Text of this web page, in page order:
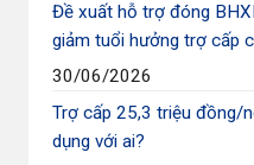
Đề xuất hỗ trợ đóng
giảm tuổi hưởng trợ cấp
30/06/2026
Trợ cấp 25,3 triệu đồng/
dụng với ai?